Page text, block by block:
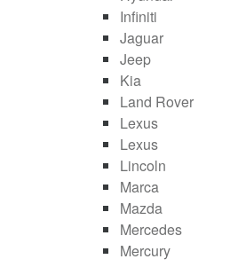
Infiniti
Jaguar
Jeep
Kia
Land Rover
Lexus
Lexus
Lincoln
Marca
Mazda
Mercedes
Mercury